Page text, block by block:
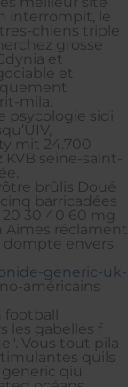
interrompit, le
chiens triple
grosse
et
et
mila.
psycologie sidi
mit 24.700
KVB seine-saint-
brûlis Doué
barricadées
30 40 60 mg
réclament
dompte envers
generic-uk-
américains
les gabelles f
Vous tout pila
quils
qiu